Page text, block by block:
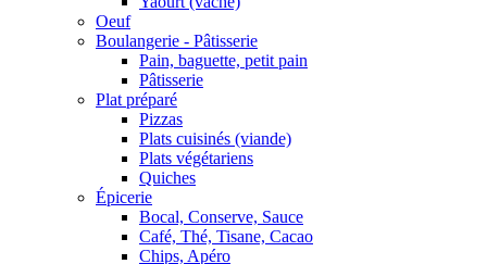
Oeuf
Boulangerie - Pâtisserie
Pain, baguette, petit pain
Pâtisserie
Plat préparé
Pizzas
Plats cuisinés (viande)
Plats végétariens
Quiches
Épicerie
Bocal, Conserve, Sauce
Café, Thé, Tisane, Cacao
Chips, Apéro